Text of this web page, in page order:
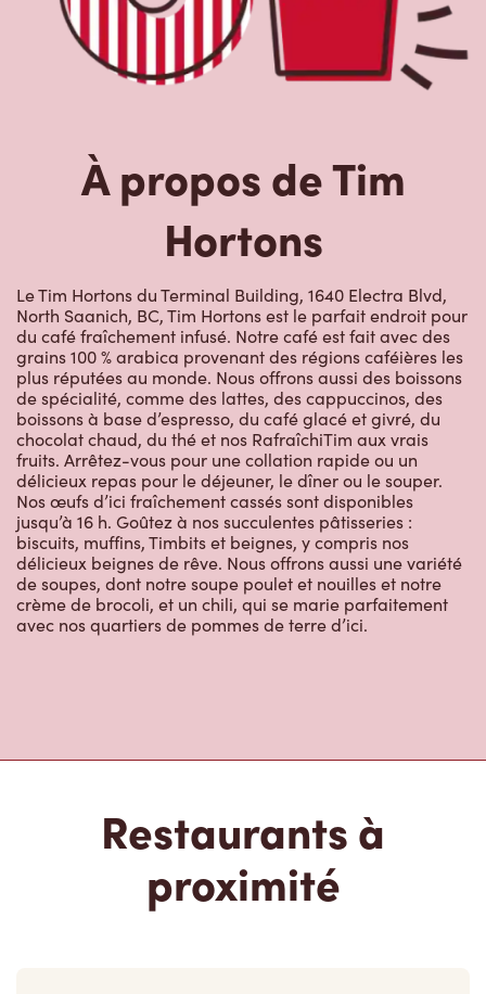
À propos de Tim
Hortons
Le Tim Hortons du Terminal Building, 1640 Electra Blvd,
North Saanich, BC, Tim Hortons est le parfait endroit pour
du café fraîchement infusé. Notre café est fait avec des
grains 100 % arabica provenant des régions caféières les
plus réputées au monde. Nous offrons aussi des boissons
de spécialité, comme des lattes, des cappuccinos, des
boissons à base d’espresso, du café glacé et givré, du
chocolat chaud, du thé et nos RafraîchiTim aux vrais
fruits. Arrêtez-vous pour une collation rapide ou un
délicieux repas pour le déjeuner, le dîner ou le souper.
Nos œufs d’ici fraîchement cassés sont disponibles
jusqu’à 16 h. Goûtez à nos succulentes pâtisseries :
biscuits, muffins, Timbits et beignes, y compris nos
délicieux beignes de rêve. Nous offrons aussi une variété
de soupes, dont notre soupe poulet et nouilles et notre
crème de brocoli, et un chili, qui se marie parfaitement
avec nos quartiers de pommes de terre d’ici.
proximité